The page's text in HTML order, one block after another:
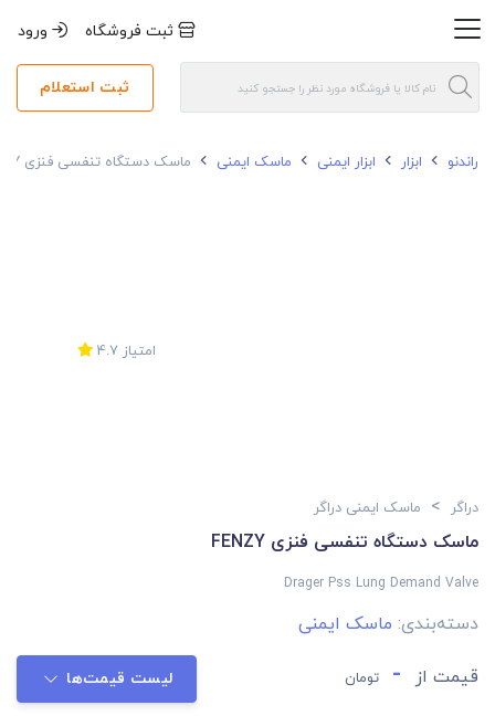
ثبت فروشگاه ورود
ثبت استعلام
راندنو ابزار ابزار ایمنی ماسک ایمنی ماسک دستگاه تنفسی فنزی FENZY
امتیاز 4.7
دراگر > ماسک ایمنی دراگر
ماسک دستگاه تنفسی فنزی FENZY
Drager Pss Lung Demand Valve
دسته‌بندی: ماسک ایمنی
قیمت از - تومان لیست قیمت‌ها